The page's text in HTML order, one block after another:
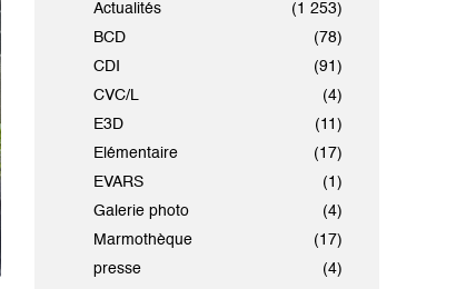
Actualités
(1 253)
BCD
(78)
CDI
(91)
CVC/L
(4)
E3D
(11)
Elémentaire
(17)
EVARS
(1)
Galerie photo
(4)
Marmothèque
(17)
presse
(4)